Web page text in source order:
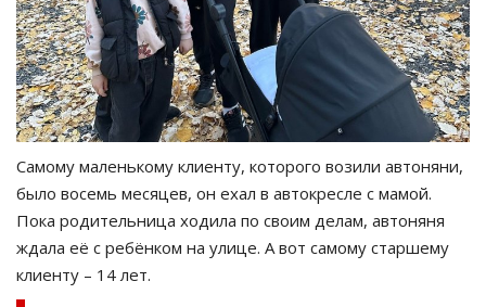
Самому маленькому клиенту, которого возили автоняни,
было восемь месяцев, он ехал в автокресле с мамой.
Пока родительница ходила по своим делам, автоняня
ждала её с ребёнком на улице. А вот самому старшему
клиенту – 14 лет.